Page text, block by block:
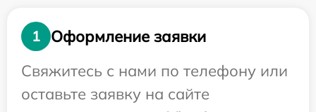
1
Оформление заявки
Свяжитесь с нами по телефону или
оставьте заявку на сайте